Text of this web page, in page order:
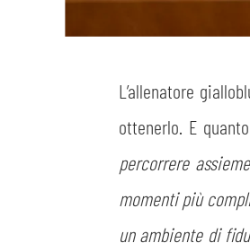
L’allenatore
ottenerlo. E
percorrere
momenti più
un ambiente di